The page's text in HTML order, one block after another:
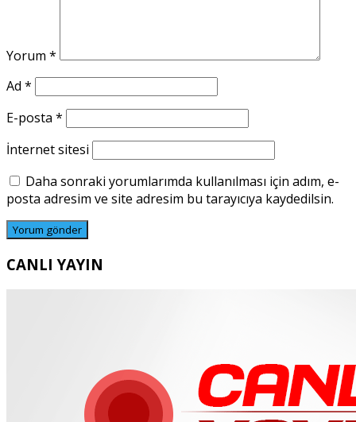
Yorum *
Ad *
E-posta *
İnternet sitesi
Daha sonraki yorumlarımda kullanılması için adım, e-
posta adresim ve site adresim bu tarayıcıya kaydedilsin.
CANLI YAYIN